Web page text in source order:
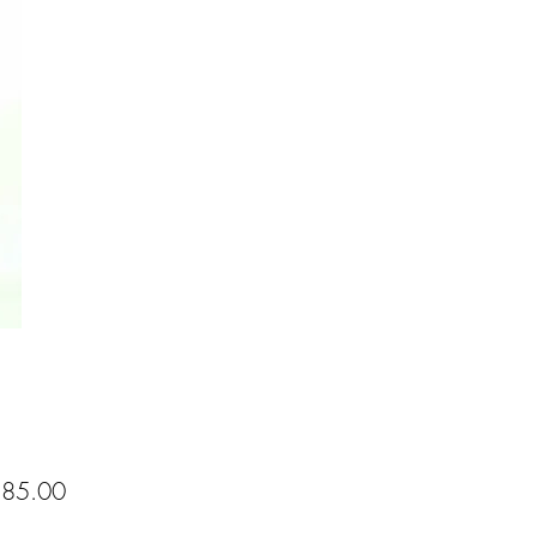
Precio